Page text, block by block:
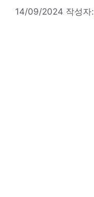
14/09/2024 작성자: